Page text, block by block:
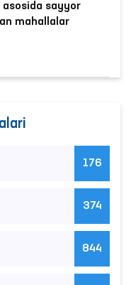
sayyor
mahallalar
176
374
844